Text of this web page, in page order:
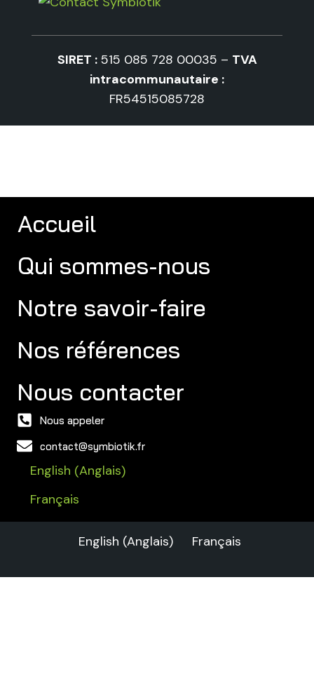
SIRET :515 085 728 00035 – TVA
intracommunautaire :
FR54515085728
Accueil
Qui sommes-nous
Notre savoir-faire
Nos références
Nous contacter
Nous appeler
contact@symbiotik.fr
English (Anglais)
Français
English (Anglais) Français